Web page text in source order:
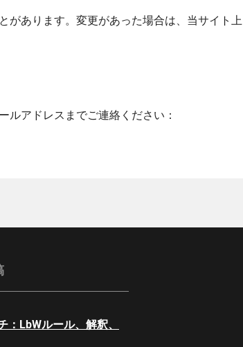
があります。変更があった場合は、当サイト上
ルアドレスまでご連絡ください：
：LbWルール、解釈、